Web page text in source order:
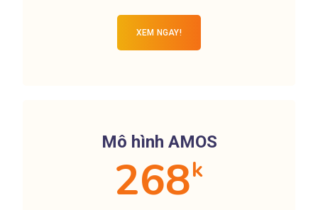
XEM NGAY!
Mô hình AMOS
268k